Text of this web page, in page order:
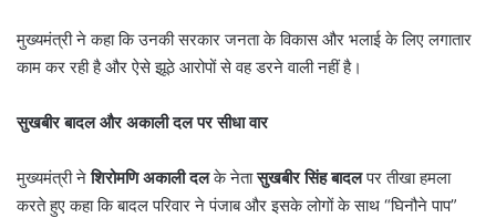
मुख्यमंत्री ने कहा कि उनकी सरकार जनता के विकास और भलाई के लिए लगातार
काम कर रही है और ऐसे झूठे आरोपों से वह डरने वाली नहीं है।
सुखबीर बादल और अकाली दल पर सीधा वार
मुख्यमंत्री नेशिरोमणि अकाली दलके नेतासुखबीर सिंह बादलपर तीखा हमला
करते हुए कहा कि बादल परिवार ने पंजाब और इसके लोगों के साथ “घिनौने पाप”